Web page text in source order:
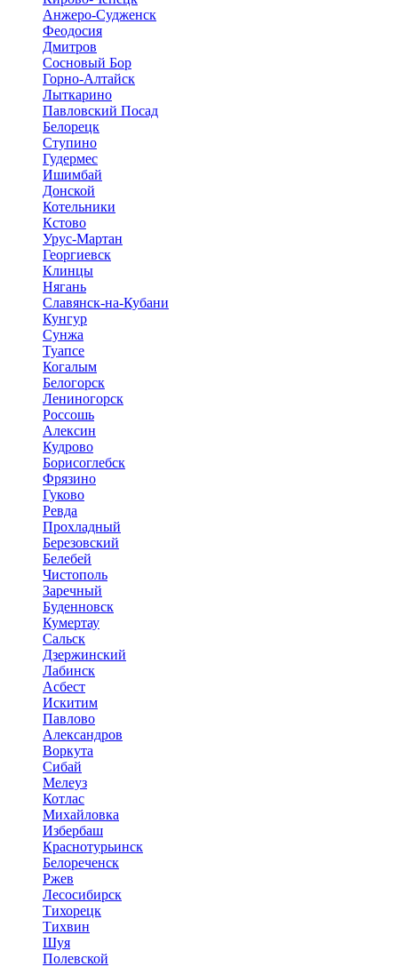
Анжеро-Судженск
Феодосия
Дмитров
Сосновый Бор
Горно-Алтайск
Лыткарино
Павловский Посад
Белорецк
Ступино
Гудермес
Ишимбай
Донской
Котельники
Кстово
Урус-Мартан
Георгиевск
Клинцы
Нягань
Славянск-на-Кубани
Кунгур
Сунжа
Туапсе
Когалым
Белогорск
Лениногорск
Россошь
Алексин
Кудрово
Борисоглебск
Фрязино
Гуково
Ревда
Прохладный
Березовский
Белебей
Чистополь
Заречный
Буденновск
Кумертау
Сальск
Дзержинский
Лабинск
Асбест
Искитим
Павлово
Александров
Воркута
Сибай
Мелеуз
Котлас
Михайловка
Избербаш
Краснотурьинск
Белореченск
Ржев
Лесосибирск
Тихорецк
Тихвин
Шуя
Полевской